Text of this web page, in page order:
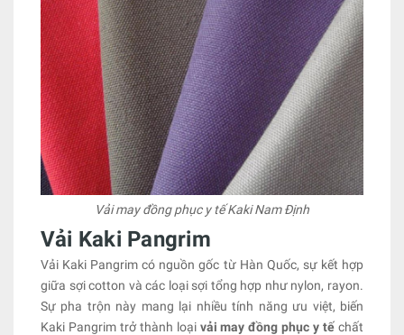
Vải may đồng phục y tế Kaki Nam Định
Vải Kaki Pangrim
Vải Kaki Pangrim có nguồn gốc từ Hàn Quốc, sự kết hợp
giữa sợi cotton và các loại sợi tổng hợp như nylon, rayon.
Sự pha trộn này mang lại nhiều tính năng ưu việt, biến
Kaki Pangrim trở thành loại vải may đồng phục y tế chất